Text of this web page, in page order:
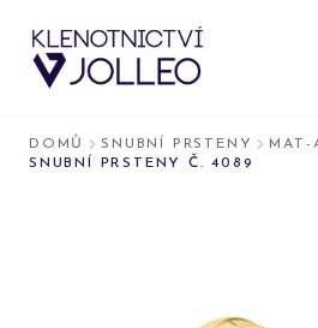
DOMŮ SNUBNÍ PRSTENY
MAT-
SNUBNÍ PRSTENY Č. 4089